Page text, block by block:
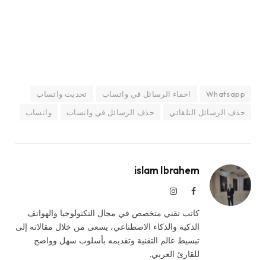
Whatsapp اخفاء الرسائل في واتساب
تحديث واتساب
حذف الرسائل التلقائي
حذف الرسائل في واتساب واتساب
islam Ibrahem
فيسبوكالانستغرام
كاتب تقني متخصص في مجال التكنولوجيا والهواتف
الذكية والذكاء الاصطناعي، يسعى من خلال مقالاته إلى
تبسيط عالم التقنية وتقديمه بأسلوب سهل وواضح
للقارئ العربي.